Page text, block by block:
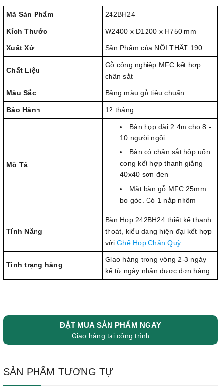
Mã Sản Phẩm 242BH24
Kích Thước W2400 x D1200 x H750 mm
Xuất Xứ Sản Phẩm của NỘI THẤT 190
Chất Liệu
Gỗ công nghiệp MFC kết hợp
chân sắt
Màu Sắc Bảng màu gỗ tiêu chuẩn
Bảo Hành 12 tháng
Mô Tả
Bàn họp dài 2.4m cho 8 -
10 người ngồi
Bàn có chân sắt hộp uốn
cong kết hợp thanh giằng
40x40 sơn đen
Mặt bàn gỗ MFC 25mm
bo góc. Có 1 nắp nhôm
Tính Năng
Bàn Họp 242BH24 thiết kế thanh
thoát, kiểu dáng hiện đại kết hợp
với Ghế Họp Chân Quỳ
Tình trạng hàng
Giao hàng trong vòng 2-3 ngày
kể từ ngày nhận được đơn hàng
ĐẶT MUA SẢN PHẨM NGAY
Giao hàng tại công trình
SẢN PHẨM TƯƠNG TỰ